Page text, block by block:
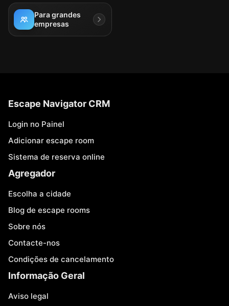
Para grandes
empresas
Escape Navigator CRM
Login no Painel
Adicionar escape room
Sistema de reserva online
Agregador
Escolha a cidade
Blog de escape rooms
Sobre nós
Contacte-nos
Condições de cancelamento
Informação Geral
Aviso legal